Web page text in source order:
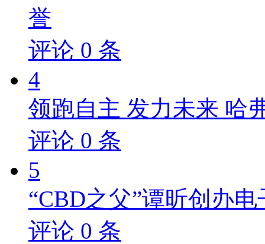
誉
评论 0 条
4
领跑自主 发力未来 哈
评论 0 条
5
“CBD之父”谭昕创办
评论 0 条